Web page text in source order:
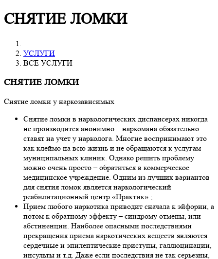
СНЯТИЕ ЛОМКИ
УСЛУГИ
ВСЕ УСЛУГИ
СНЯТИЕ ЛОМКИ
Снятие ломки у наркозависимых
Снятие ломки в наркологических диспансерах никогда
не производится анонимно – наркомана обязательно
ставят на учет у нарколога. Многие воспринимают это
как клеймо на всю жизнь и не обращаются к услугам
муниципальных клиник. Однако решить проблему
можно очень просто – обратиться в коммерческое
медицинское учреждение. Одним из лучших вариантов
для снятия ломок является наркологический
реабилитационный центр «Практик».;
Прием любого наркотика приводит сначала к эйфории, а
потом к обратному эффекту – синдрому отмены, или
абстиненции. Наиболее опасными последствиями
прекращения приема наркотических веществ являются
сердечные и эпилептические приступы, галлюцинации,
инсульты и т.д. Даже если последствия не так серьезны,